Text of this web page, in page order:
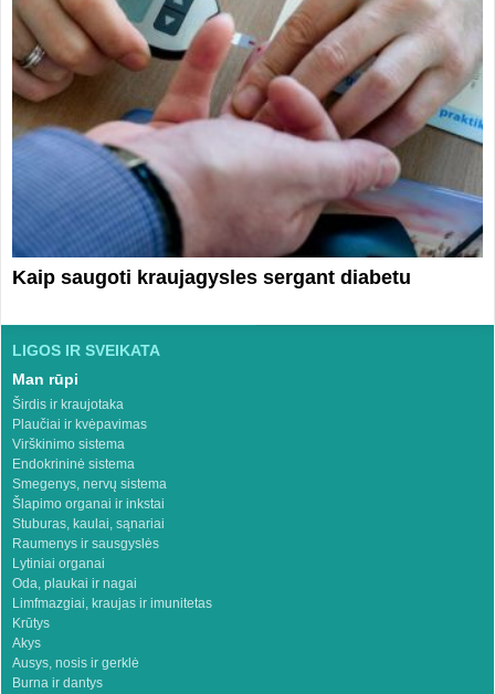
Kaip saugoti kraujagysles sergant diabetu
LIGOS IR SVEIKATA
Man rūpi
Širdis ir kraujotaka
Plaučiai ir kvėpavimas
Virškinimo sistema
Endokrininė sistema
Smegenys, nervų sistema
Šlapimo organai ir inkstai
Stuburas, kaulai, sąnariai
Raumenys ir sausgyslės
Lytiniai organai
Oda, plaukai ir nagai
Limfmazgiai, kraujas ir imunitetas
Krūtys
Akys
Ausys, nosis ir gerklė
Burna ir dantys